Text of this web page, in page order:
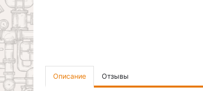
Описание Отзывы